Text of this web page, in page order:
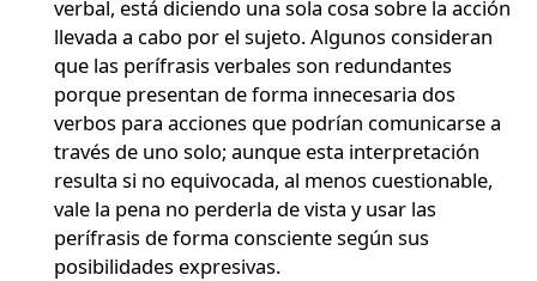
verbal, está diciendo una sola cosa sobre la acción
llevada a cabo por el sujeto. Algunos consideran
que las perífrasis verbales son redundantes
porque presentan de forma innecesaria dos
verbos para acciones que podrían comunicarse a
través de uno solo; aunque esta interpretación
resulta si no equivocada, al menos cuestionable,
vale la pena no perderla de vista y usar las
perífrasis de forma consciente según sus
posibilidades expresivas.